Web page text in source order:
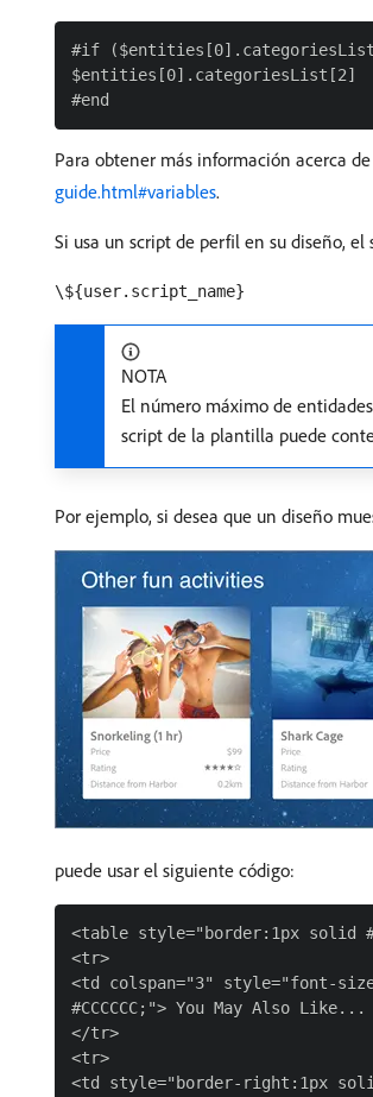
#if
$entities[0].categoriesList[2]
Para obtener más información acerca
guide.html#variables.
Si usa un script de perfil en su diseño,
\${user.script_name}
NOTA
El número máximo de
script de la plantilla puede
Por ejemplo, si desea que un diseño
puede usar el siguiente código:
<table style="border:1px solid
<tr>
<td colspan="3" style="font-
#CCCCCC;"> You May Also
</tr>
<tr>
<td style="border-right:1px solid